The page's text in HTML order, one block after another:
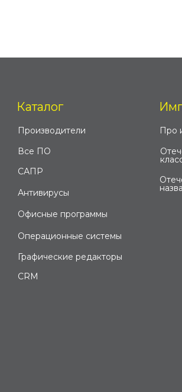
Все ПО
Производители
Антивирусы
Офисные программы
Каталог
Операционные системы
САПР
Графические редакторы
Про
CRM